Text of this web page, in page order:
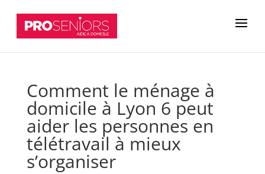
Comment le ménage à
domicile à Lyon 6 peut
aider les personnes en
télétravail à mieux
s’organiser